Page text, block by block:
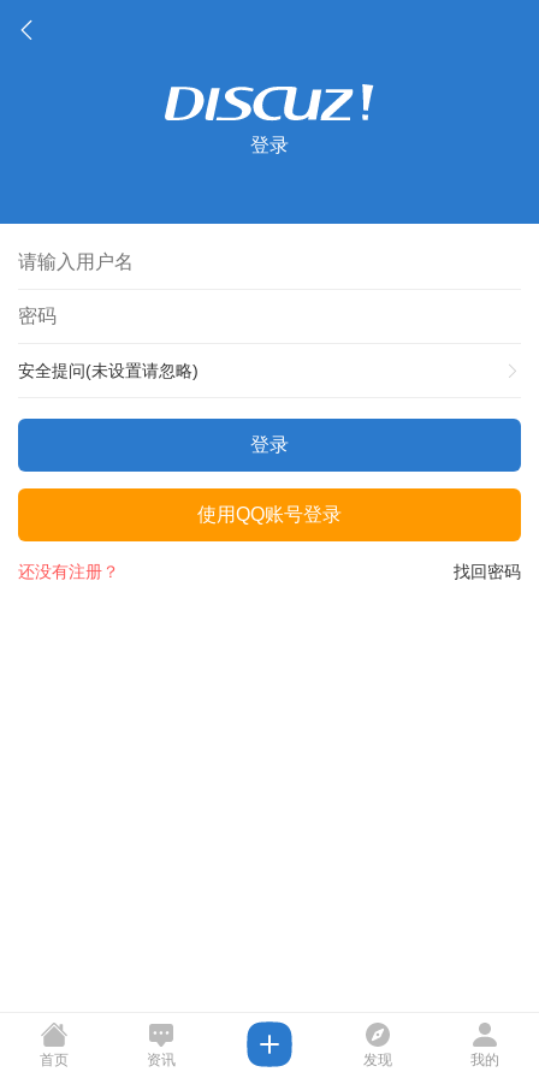
登录
安全提问(未设置请忽略)
登录
使用QQ账号登录
找回密码
还没有注册？
首页 资讯 发现 我的